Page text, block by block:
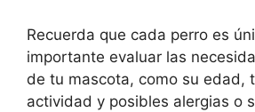
Recuerda que cada perro es
importante evaluar las
de tu mascota, como su edad,
actividad y posibles alergias o